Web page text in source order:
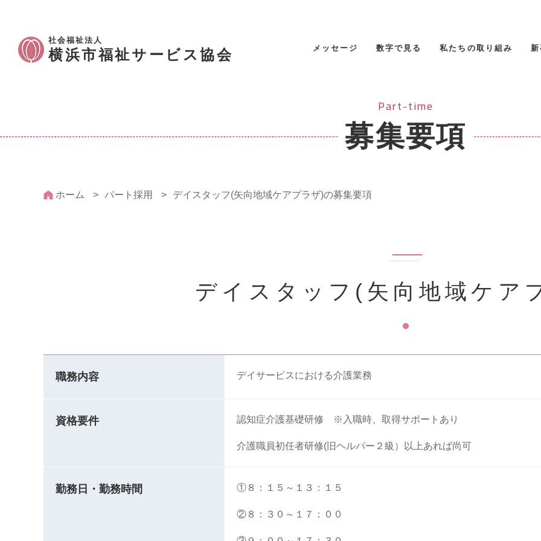
社会福祉法人
横浜市福祉サービス協会 メッセージ 数字で見る 私たちの取り組み
Part-time
募集要項
ホーム パート採用 デイスタッフ(矢向地域ケアプラザ)の募集要項
デイスタッフ(矢向地域ケア
職務内容 デイサービスにおける介護業務
資格要件 認知症介護基礎研修 ※入職時、取得サポートあり
介護職員初任者研修(旧ヘルパー２級）以上あれば尚可
勤務日・勤務時間 ①８：１５～１３：１５
②８：３０～１７：００